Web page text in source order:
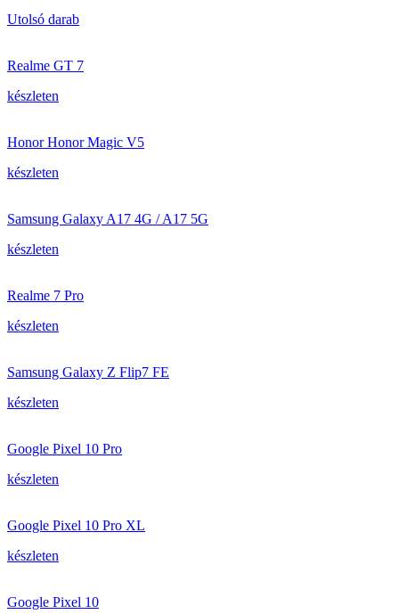
Utolsó darab
Realme GT 7
készleten
Honor Honor Magic V5
készleten
Samsung Galaxy A17 4G / A17 5G
készleten
Realme 7 Pro
készleten
Samsung Galaxy Z Flip7 FE
készleten
Google Pixel 10 Pro
készleten
Google Pixel 10 Pro XL
készleten
Google Pixel 10